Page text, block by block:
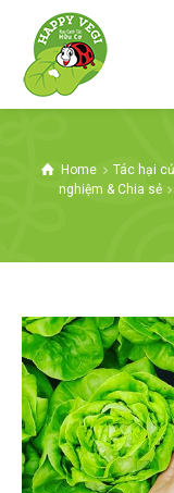
Home Tác hại
nghiệm & Chia sẻ